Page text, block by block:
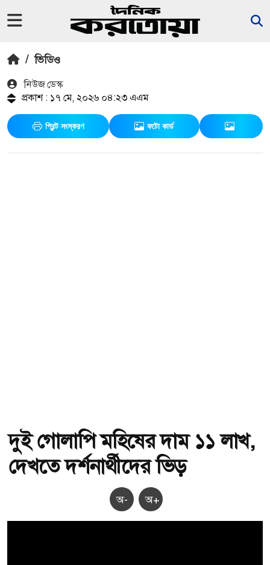
/ ভিডিও
নিউজ ডেস্ক
প্রকাশ : ১৭ মে, ২০২৬ ০৪:২৩ এএম
প্রিন্ট সংস্করণ ফটো কার্ড
দুই গোলাপি মহিষের দাম ১১ লাখ,
দেখতে দর্শনার্থীদের ভিড়
অ- অ+